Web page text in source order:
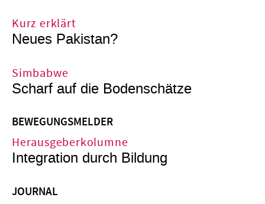
Kurz erklärt
Neues Pakistan?
Simbabwe
Scharf auf die Bodenschätze
BEWEGUNGSMELDER
Herausgeberkolumne
Integration durch Bildung
JOURNAL